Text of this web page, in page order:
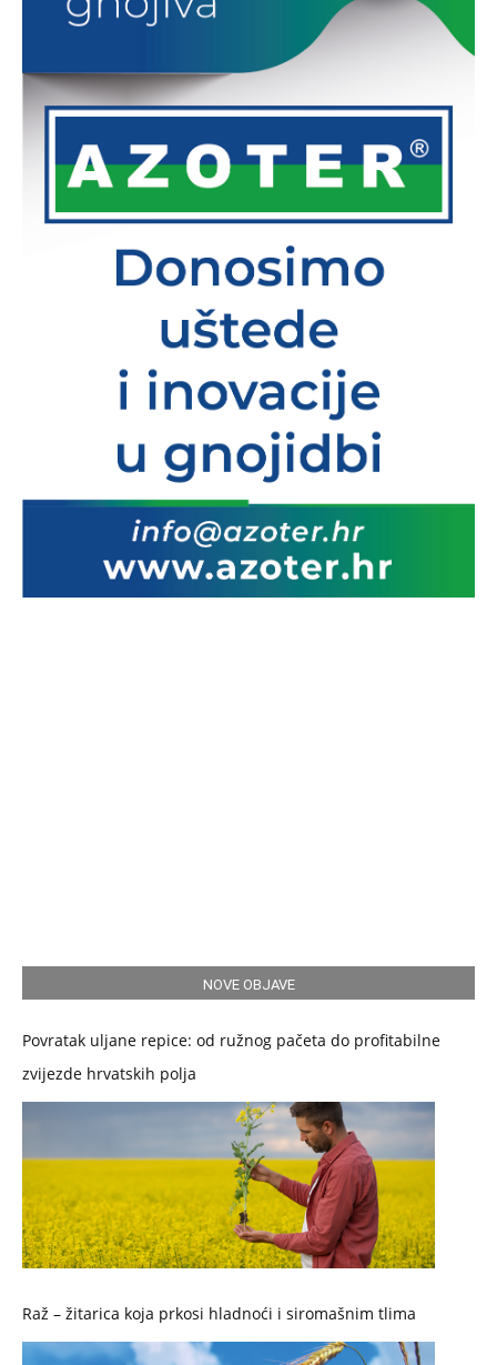
NOVE OBJAVE
Povratak uljane repice: od ružnog pačeta do profitabilne
zvijezde hrvatskih polja
Raž – žitarica koja prkosi hladnoći i siromašnim tlima